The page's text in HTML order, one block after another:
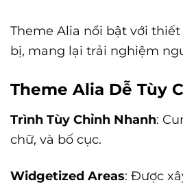
Theme Alia nổi bật với
bị, mang lại trải nghiệm
Theme Alia Dễ Tùy
Trình Tùy Chỉnh Nhanh:
chữ, và bố cục.
Widgetized Areas: Được